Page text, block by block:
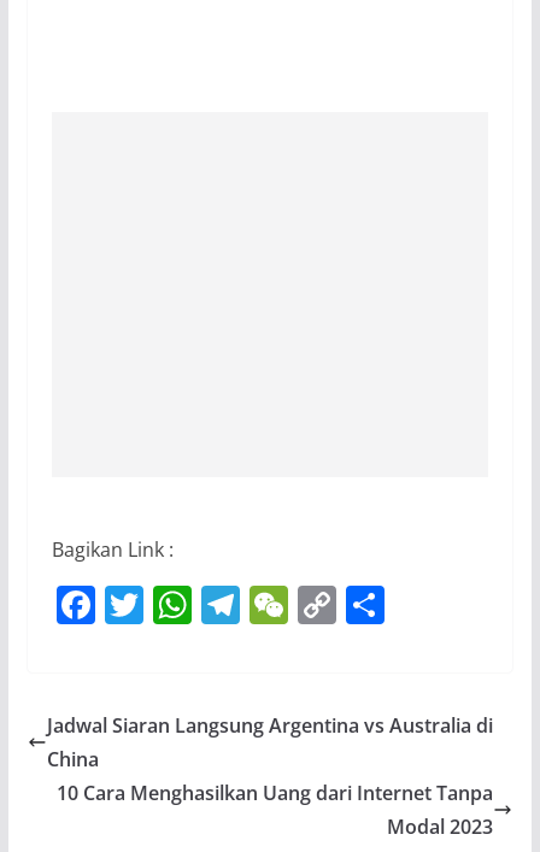
Bagikan Link :
F
e
b
o
T
er
W
s
p
T
gr
m
W
h
C
y
n
S
e
Jadwal Siaran Langsung Argentina vs Australia di
China
10 Cara Menghasilkan Uang dari Internet Tanpa
Modal 2023